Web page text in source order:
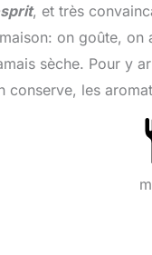
, et très
on goûte,
sèche. Pour y
les